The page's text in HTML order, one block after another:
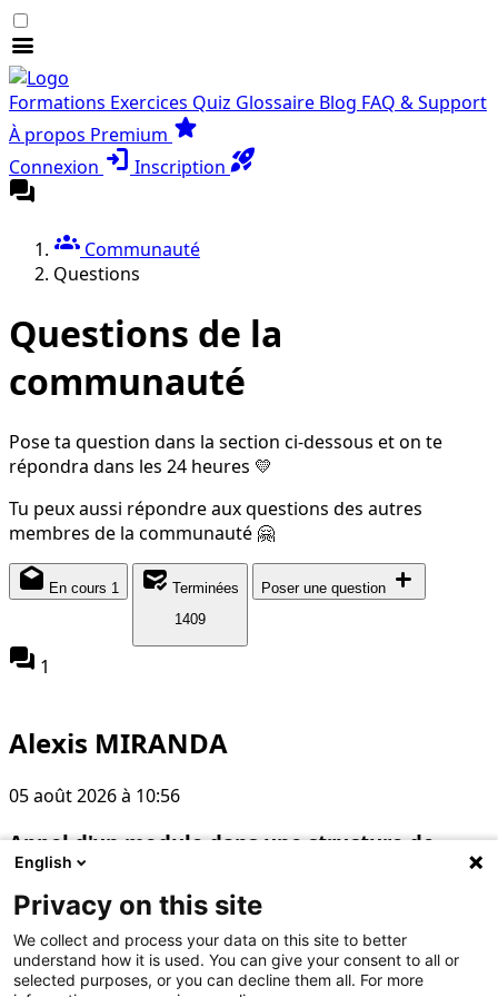
menu
Formations Exercices Quiz Glossaire Blog FAQ & Support
À propos Premium star
Connexion login Inscription rocket_launch
forum
groups Communauté
Questions
Questions de la
communauté
Pose ta question dans la section ci-dessous et on te
répondra dans les 24 heures 💛
Tu peux aussi répondre aux questions des autres
membres de la communauté 🤗
drafts En cours 1 mark_email_read Terminées
1409
Poser une question add
forum 1
Alexis MIRANDA
05 août 2026 à 10:56
Appel d'un module dans une structure de
dossiers différente
# Modules
# Organisation du code
Bonjour, J'ai une petite question concernant les modules.
Supposons l'arborescence suivante : ``` Mon_Dossier/
English
Privacy on this site
We collect and process your data on this site to better
understand how it is used. You can give your consent to all or
selected purposes, or you can decline them all. For more